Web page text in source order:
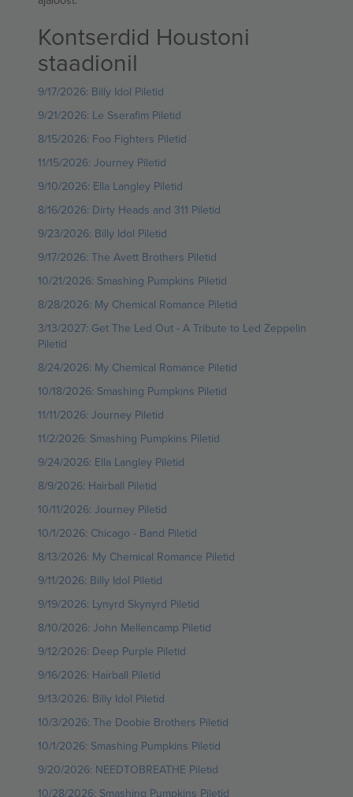
Kontserdid Houstoni
staadionil
9/17/2026: Billy Idol Piletid
9/21/2026: Le Sserafim Piletid
8/15/2026: Foo Fighters Piletid
11/15/2026: Journey Piletid
9/10/2026: Ella Langley Piletid
8/16/2026: Dirty Heads and 311 Piletid
9/23/2026: Billy Idol Piletid
9/17/2026: The Avett Brothers Piletid
10/21/2026: Smashing Pumpkins Piletid
8/28/2026: My Chemical Romance Piletid
3/13/2027: Get The Led Out - A Tribute to Led Zeppelin
Piletid
8/24/2026: My Chemical Romance Piletid
10/18/2026: Smashing Pumpkins Piletid
11/11/2026: Journey Piletid
11/2/2026: Smashing Pumpkins Piletid
9/24/2026: Ella Langley Piletid
8/9/2026: Hairball Piletid
10/11/2026: Journey Piletid
10/1/2026: Chicago - Band Piletid
8/13/2026: My Chemical Romance Piletid
9/11/2026: Billy Idol Piletid
9/19/2026: Lynyrd Skynyrd Piletid
8/10/2026: John Mellencamp Piletid
9/12/2026: Deep Purple Piletid
9/16/2026: Hairball Piletid
9/13/2026: Billy Idol Piletid
10/3/2026: The Doobie Brothers Piletid
10/1/2026: Smashing Pumpkins Piletid
9/20/2026: NEEDTOBREATHE Piletid
10/28/2026: Smashing Pumpkins Piletid